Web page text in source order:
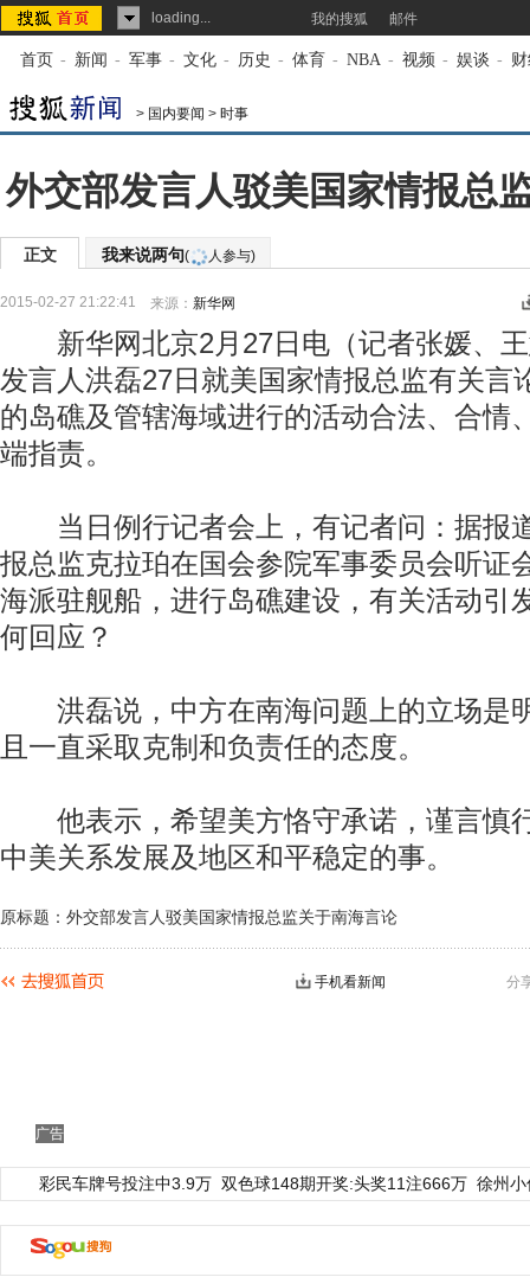
loading... 我的搜狐 邮件
首页 - 新闻 - 军事 - 文化 - 历史 - 体育 - NBA - 视频 - 娱谈 -
> 国内要闻 > 时事
外交部发言人驳美国家情报总
正文 我来说两句( 人参与)
2015-02-27 21:22:41 来源： 新华网
新华网北京2月27日电（记者张媛、王
发言人洪磊27日就美国家情报总监有关言
的岛礁及管辖海域进行的活动合法、合情
端指责。
当日例行记者会上，有记者问：据报
报总监克拉珀在国会参院军事委员会听证
海派驻舰船，进行岛礁建设，有关活动引
何回应？
洪磊说，中方在南海问题上的立场是
且一直采取克制和负责任的态度。
他表示，希望美方恪守承诺，谨言慎
中美关系发展及地区和平稳定的事。
原标题：外交部发言人驳美国家情报总监关于南海言论
分
手机看新闻
广告
彩民车牌号投注中3.9万 双色球148期开奖:头奖11注666万 徐州